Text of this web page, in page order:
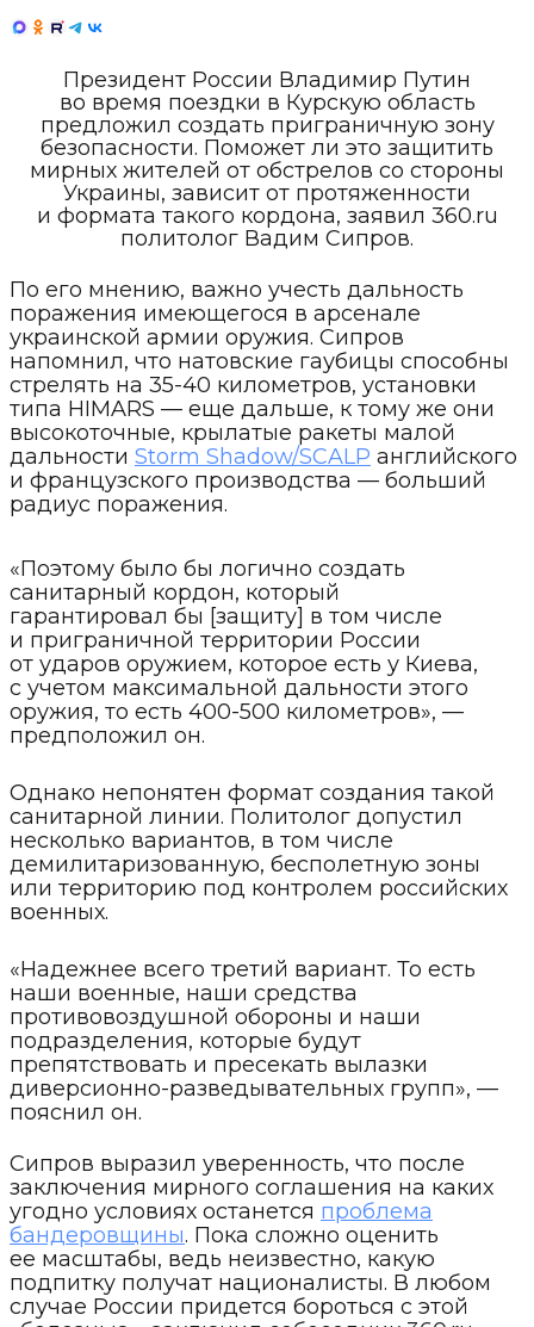
Президент России Владимир Путин
во время поездки в Курскую область
предложил создать приграничную зону
безопасности. Поможет ли это защитить
мирных жителей от обстрелов со стороны
Украины, зависит от протяженности
и формата такого кордона, заявил 360.ru
политолог Вадим Сипров.
По его мнению, важно учесть дальность
поражения имеющегося в арсенале
украинской армии оружия. Сипров
напомнил, что натовские гаубицы способны
стрелять на 35-40 километров, установки
типа HIMARS — еще дальше, к тому же они
высокоточные, крылатые ракеты малой
дальности Storm Shadow/SCALP английского
и французского производства — больший
радиус поражения.
«Поэтому было бы логично создать
санитарный кордон, который
гарантировал бы [защиту] в том числе
и приграничной территории России
от ударов оружием, которое есть у Киева,
с учетом максимальной дальности этого
оружия, то есть 400-500 километров», —
предположил он.
Однако непонятен формат создания такой
санитарной линии. Политолог допустил
несколько вариантов, в том числе
демилитаризованную, бесполетную зоны
или территорию под контролем российских
военных.
«Надежнее всего третий вариант. То есть
наши военные, наши средства
противовоздушной обороны и наши
подразделения, которые будут
препятствовать и пресекать вылазки
диверсионно-разведывательных групп», —
пояснил он.
Сипров выразил уверенность, что после
заключения мирного соглашения на каких
угодно условиях останется проблема
бандеровщины. Пока сложно оценить
ее масштабы, ведь неизвестно, какую
подпитку получат националисты. В любом
случае России придется бороться с этой